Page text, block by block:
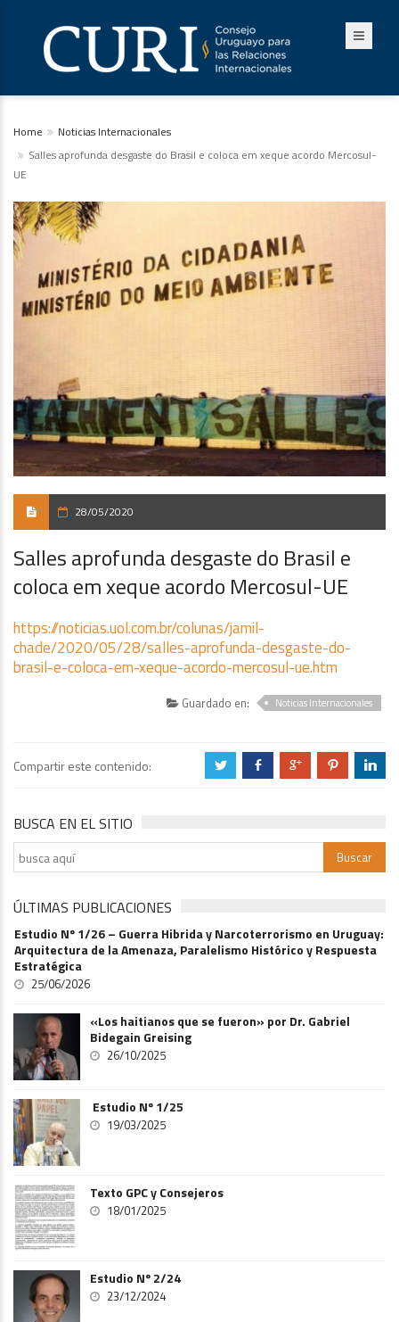
Home
Noticias Internacionales
Salles aprofunda desgaste do Brasil e coloca em xeque acordo Mercosul-
UE
28/05/2020
Salles aprofunda desgaste do Brasil e
coloca em xeque acordo Mercosul-UE
https://noticias.uol.com.br/colunas/jamil-
chade/2020/05/28/salles-aprofunda-desgaste-do-
brasil-e-coloca-em-xeque-acordo-mercosul-ue.htm
Guardado en: Noticias Internacionales
Compartir este contenido: a b c d j
BUSCA EN EL SITIO
ÚLTIMAS PUBLICACIONES
Estudio Nº 1/26 – Guerra Hibrida y Narcoterrorismo en Uruguay:
Arquitectura de la Amenaza, Paralelismo Histórico y Respuesta
Estratégica
25/06/2026
«Los haitianos que se fueron» por Dr. Gabriel
Bidegain Greising
26/10/2025
Estudio Nº 1/25
19/03/2025
Texto GPC y Consejeros
18/01/2025
Estudio Nº 2/24
23/12/2024